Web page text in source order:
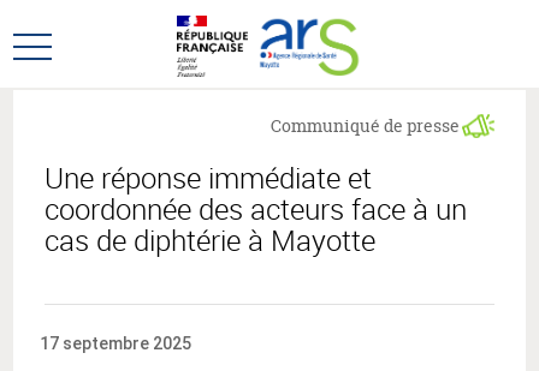
au
menu
au
contenu
Ouvrir
Une réponse immédiate et
coordonnée des acteurs face à un
cas de diphtérie à Mayotte
Communiqué de presse
17 septembre 2025